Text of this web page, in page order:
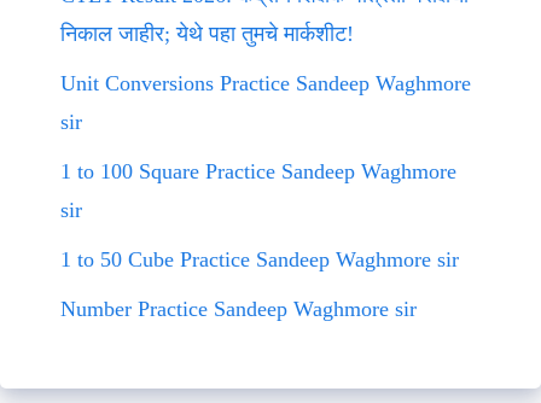
निकाल जाहीर; येथे पहा तुमचे मार्कशीट!
Unit Conversions Practice Sandeep Waghmore
sir
1 to 100 Square Practice Sandeep Waghmore
sir
1 to 50 Cube Practice Sandeep Waghmore sir
Number Practice Sandeep Waghmore sir